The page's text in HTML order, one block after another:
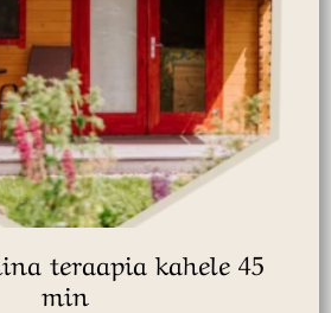
teraapia kahele 45
min